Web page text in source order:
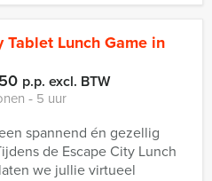
Tablet Lunch Game in
p.p. excl. BTW
‐ 5 uur
spannend én gezellig
de Escape City Lunch
we jullie virtueel